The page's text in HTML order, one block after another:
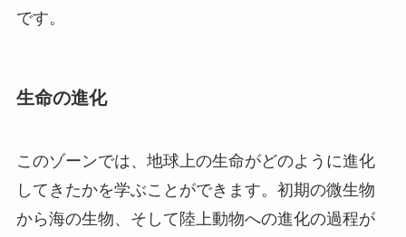
です。
生命の進化
このゾーンでは、地球上の生命がどのように進化
してきたかを学ぶことができます。初期の微生物
から海の生物、そして陸上動物への進化の過程が